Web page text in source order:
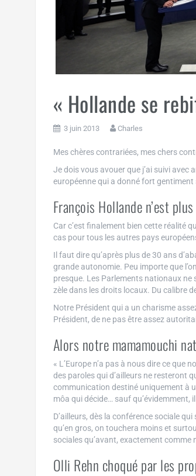
« Hollande se
3 juin 2013 Charles
Mes chères contrariées, mes chers
Je dois vous avouer que j’ai suivi
européenne qui a donné fort
François Hollande n’est
Car c’est finalement bien cette réalité
cas pour tous les autres pays
Il faut dire qu’après plus de 30 ans
grande autonomie. Peu importe que
presque. Les Parlements nationaux ne
zèle dans les droits locaux. Du calibre
Notre Président qui a un charisme
Président, de ne pas être assez
Alors notre mamamouchi
« L’Europe n’a pas à nous dire ce que
des paroles qui d’ailleurs ne resteront
communication destiné uniquement à
môa qui décide… sauf qu’évidemment,
D’ailleurs, dès la conférence sociale
qu’en gros, on touchera moins et
sociales qu’avant, exactement comme
Olli Rehn choqué par les